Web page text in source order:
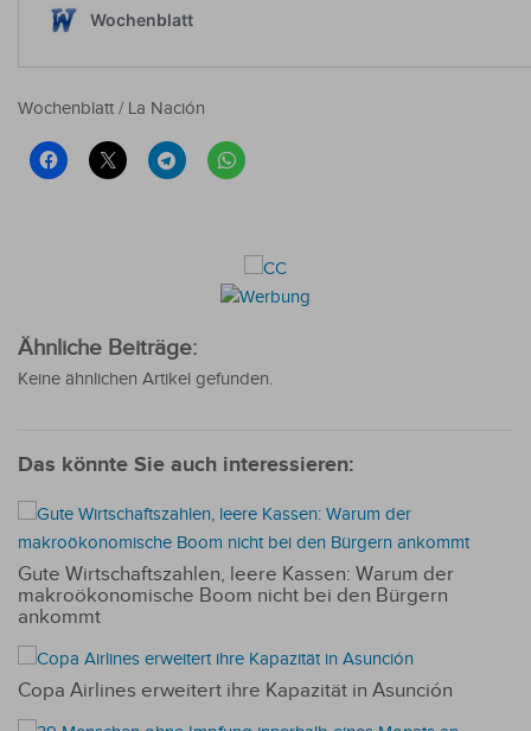
Wochenblatt / La Nación
Ähnliche Beiträge:
Keine ähnlichen Artikel gefunden.
Das könnte Sie auch interessieren:
Gute Wirtschaftszahlen, leere Kassen: Warum der
makroökonomische Boom nicht bei den Bürgern
ankommt
Copa Airlines erweitert ihre Kapazität in Asunción